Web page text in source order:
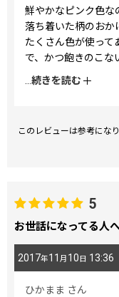
鮮やかなピンク色な
落ち着いた柄のおか
たくさん色が使って
で、かつ飽きのこな
錦紗にはまりそうで
続きを読む
このレビューは参考にな
5
お世話になってる人
2017年11 月 10 日 13:36
ひかまま さん